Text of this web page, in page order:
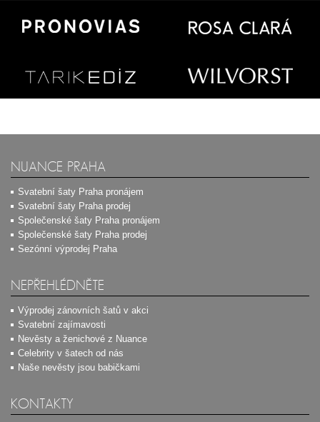
NUANCE PRAHA
Svatební šaty Praha pronájem
Svatební šaty Praha prodej
Společenské šaty Praha pronájem
Společenské šaty Praha prodej
Sezónní výprodej Praha
NEPŘEHLÉDNĚTE
Výprodej zánovních šatů v akci
Svatební zajímavosti
Nevěsty a ženichové z Nuance
Celebrity v šatech od nás
Naše nevěsty jsou babičkami
KONTAKTY